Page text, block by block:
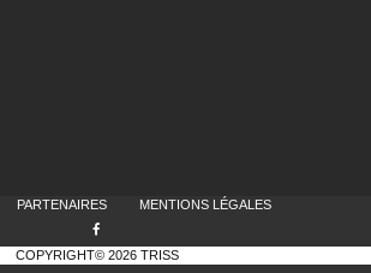
PARTENAIRES MENTIONS LÉGALES
COPYRIGHT© 2026 TRISS